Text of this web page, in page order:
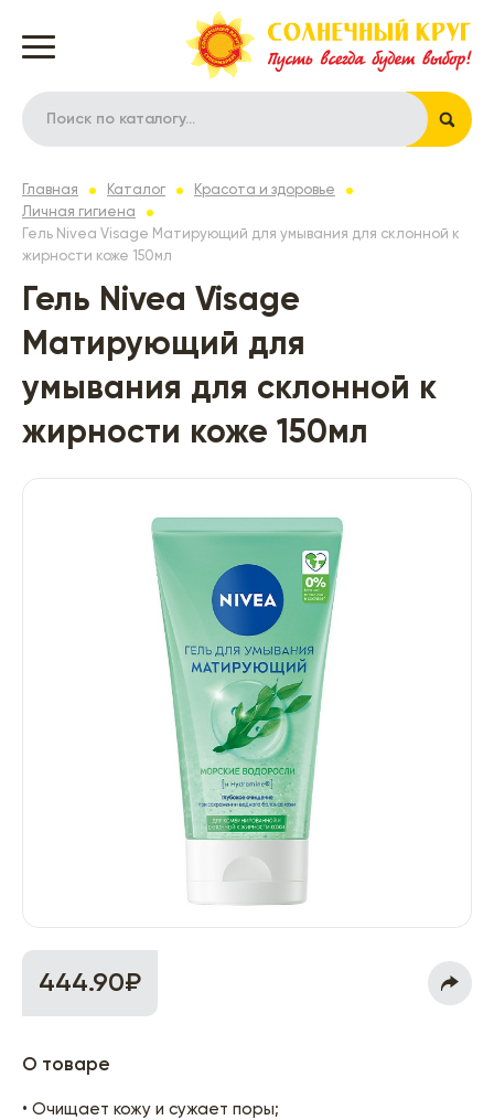
Главная Каталог
Красота и здоровье
Личная гигиена
Гель Nivea Visage Матирующий для умывания для склонной к
жирности коже 150мл
Гель Nivea Visage
Матирующий для
умывания для склонной к
жирности коже 150мл
444.90₽
О товаре
• Очищает кожу и сужает поры;